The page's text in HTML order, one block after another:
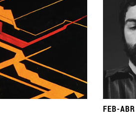
FEB-ABR